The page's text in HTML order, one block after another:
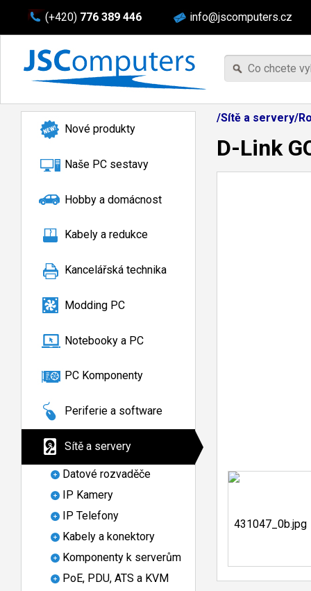
(+420) 776 389 446 info@jscomputers.cz
Nové produkty
Naše PC sestavy
Hobby a domácnost
Kabely a redukce
Kancelářská technika
Modding PC
Notebooky a PC
PC Komponenty
Periferie a software
Sítě a servery
Datové rozvaděče
IP Kamery
IP Telefony
Kabely a konektory
Komponenty k serverům
PoE, PDU, ATS a KVM
/Sítě a servery/
D-Link